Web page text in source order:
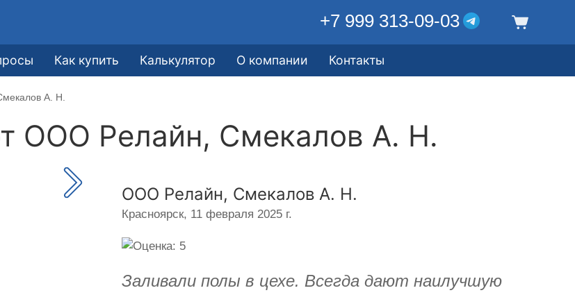
+7 999 313-09-03
Как купить Калькулятор О компании Контакты
А. Н.
ООО Релайн, Смекалов А. Н.
ООО Релайн, Смекалов А. Н.
Красноярск, 11 февраля 2025 г.
Заливали полы в цехе. Всегда дают наилучшую